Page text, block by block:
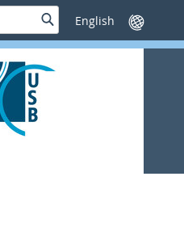
SucheSprache
wechseln